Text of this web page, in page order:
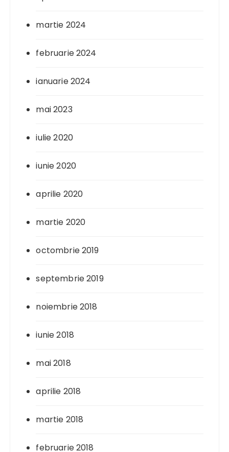
martie 2024
februarie 2024
ianuarie 2024
mai 2023
iulie 2020
iunie 2020
aprilie 2020
martie 2020
octombrie 2019
septembrie 2019
noiembrie 2018
iunie 2018
mai 2018
aprilie 2018
martie 2018
februarie 2018